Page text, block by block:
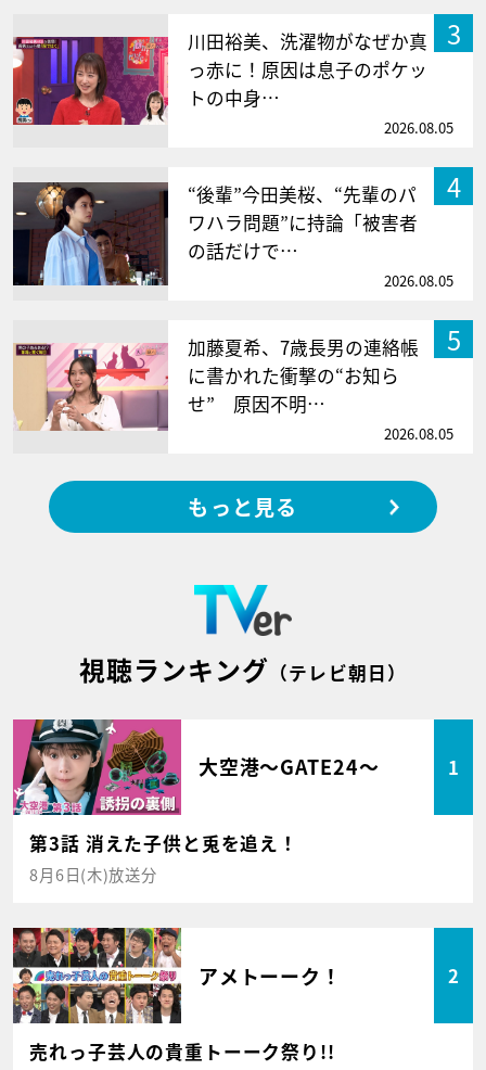
3
川田裕美、洗濯物がなぜか真
っ赤に！原因は息子のポケッ
トの中身…
2026.08.05
4
“後輩”今田美桜、“先輩のパ
ワハラ問題”に持論「被害者
の話だけで…
2026.08.05
5
加藤夏希、7歳長男の連絡帳
に書かれた衝撃の“お知ら
せ” 原因不明…
2026.08.05
もっと見る
視聴ランキング （テレビ朝日）
大空港～GATE24～ 1
第3話 消えた子供と兎を追え！
8月6日(木)放送分
アメトーーク！ 2
売れっ子芸人の貴重トーーク祭り!!